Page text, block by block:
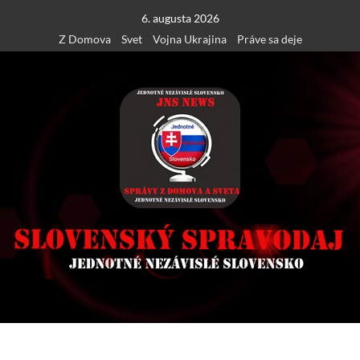
content
6. augusta 2026
Z Domova
Svet Vojna Ukrajina Práve sa deje